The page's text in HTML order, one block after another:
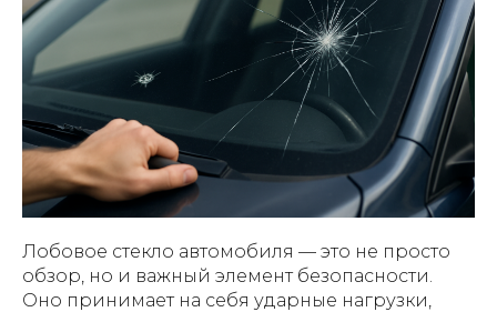
Лобовое стекло автомобиля — это не просто
обзор, но и важный элемент безопасности.
Оно принимает на себя ударные нагрузки,